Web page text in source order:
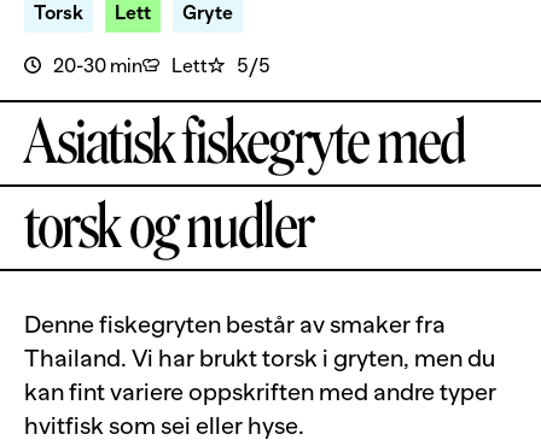
Torsk Lett Gryte
20-30 min Lett 5/5
Asiatisk fiskegryte med
torsk og nudler
Denne fiskegryten består av smaker fra
Thailand. Vi har brukt torsk i gryten, men du
kan fint variere oppskriften med andre typer
hvitfisk som sei eller hyse.